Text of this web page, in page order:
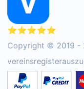
⭐⭐⭐⭐⭐
Copyright © 2019 -